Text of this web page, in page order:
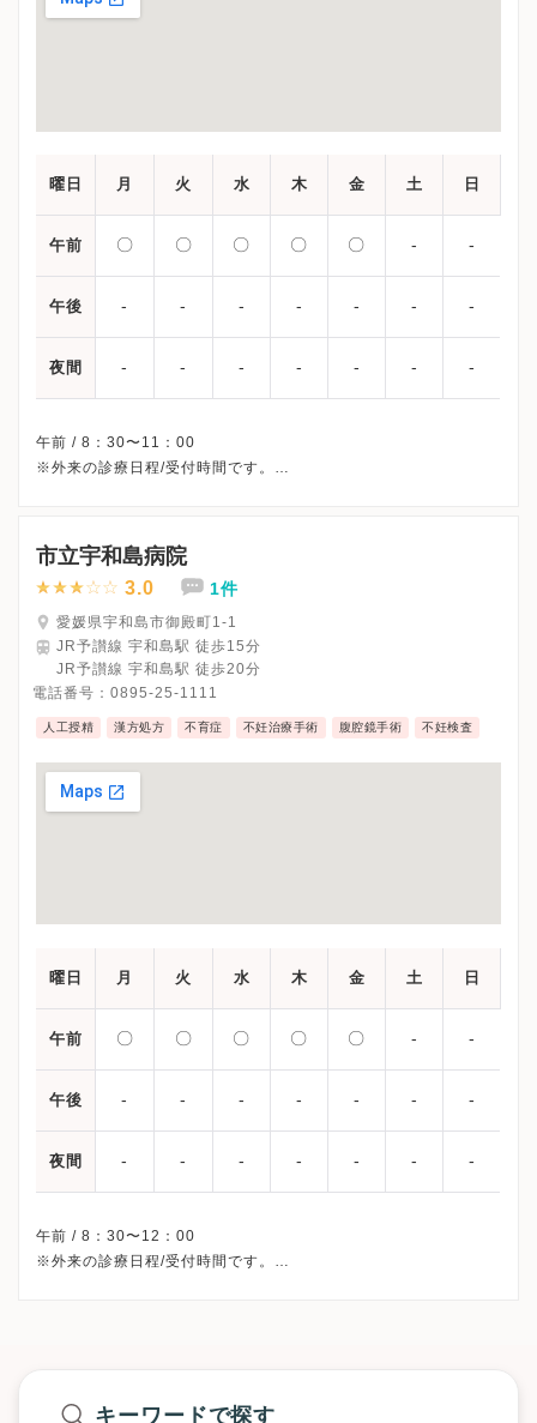
曜日 月 火 水 木 金 土 日
午前 〇 〇 〇 〇 〇 - -
午後 - - - - - - -
夜間 - - - - - - -
午前 / 8：30〜11：00
※外来の診療日程/受付時間です。
受診前には必ずクリニックHPを確認、または直接お問い合わせく
市立宇和島病院
3.0 1件
愛媛県宇和島市御殿町1-1
JR予讃線 宇和島駅 徒歩15分
JR予讃線 宇和島駅 徒歩20分
電話番号： 0895-25-1111
人工授精 漢方処方 不育症 不妊治療手術 腹腔鏡手術 不妊検査
曜日 月 火 水 木 金 土 日
午前 〇 〇 〇 〇 〇 - -
午後 - - - - - - -
夜間 - - - - - - -
午前 / 8：30〜12：00
※外来の診療日程/受付時間です。
キーワードで探す